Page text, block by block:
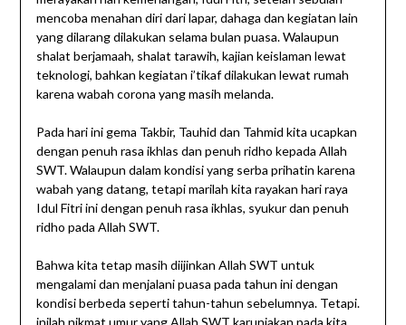
mencoba menahan diri dari lapar, dahaga dan kegiatan lain
yang dilarang dilakukan selama bulan puasa. Walaupun
shalat berjamaah, shalat tarawih, kajian keislaman lewat
teknologi, bahkan kegiatan i’tikaf dilakukan lewat rumah
karena wabah corona yang masih melanda.
Pada hari ini gema Takbir, Tauhid dan Tahmid kita ucapkan
dengan penuh rasa ikhlas dan penuh ridho kepada Allah
SWT. Walaupun dalam kondisi yang serba prihatin karena
wabah yang datang, tetapi marilah kita rayakan hari raya
Idul Fitri ini dengan penuh rasa ikhlas, syukur dan penuh
ridho pada Allah SWT.
Bahwa kita tetap masih diijinkan Allah SWT untuk
mengalami dan menjalani puasa pada tahun ini dengan
kondisi berbeda seperti tahun-tahun sebelumnya. Tetapi.